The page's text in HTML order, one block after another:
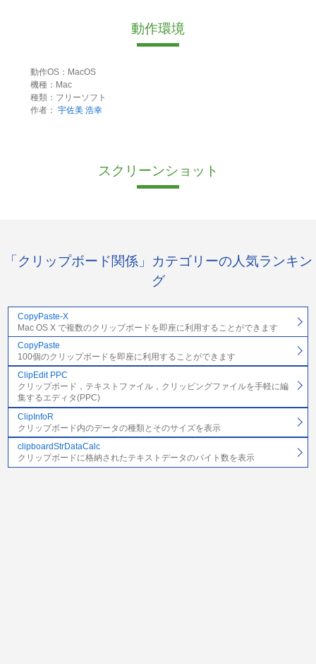
動作環境
動作OS：MacOS
機種：Mac
種類：フリーソフト
作者： 宇佐美 浩幸
スクリーンショット
「クリップボード関係」カテゴリーの人気ランキン
グ
CopyPaste-X
Mac OS X で複数のクリップボードを即座に利用することができます
CopyPaste
100個のクリップボードを即座に利用することができます
ClipEdit PPC
クリップボード，テキストファイル，クリッピングファイルを手軽に編
集するエディタ(PPC)
ClipInfoR
クリップボード内のデータの種類とそのサイズを表示
clipboardStrDataCalc
クリップボードに格納されたテキストデータのバイト数を表示